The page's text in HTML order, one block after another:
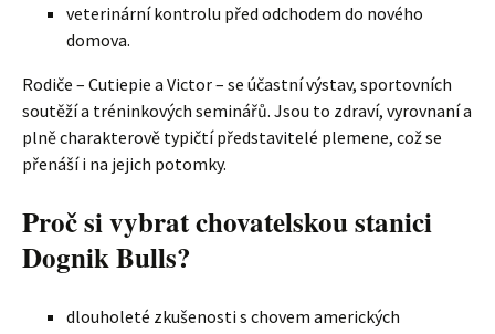
veterinární kontrolu před odchodem do nového
domova.
Rodiče – Cutiepie a Victor – se účastní výstav, sportovních
soutěží a tréninkových seminářů. Jsou to zdraví, vyrovnaní a
plně charakterově typičtí představitelé plemene, což se
přenáší i na jejich potomky.
Proč si vybrat chovatelskou stanici
Dognik Bulls?
dlouholeté zkušenosti s chovem amerických